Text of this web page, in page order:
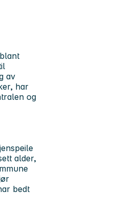
av
har
og
alder,
bedt